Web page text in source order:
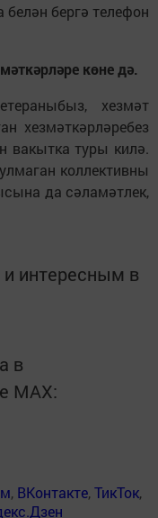
белән бергә телефон
көне дә.
хезмәт
хезмәт­кәр­ләребез
вакытка туры килә.
коллективны
да сәламәтлек,
интересным в
в
MАХ:
, ВКонтакте,ТикТок,